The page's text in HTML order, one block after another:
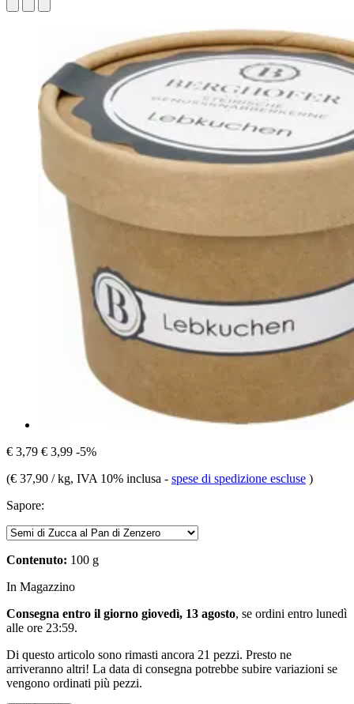
€ 3,79 € 3,99 -5%
(€ 37,90 / kg, IVA 10% inclusa - spese di spedizione escluse )
Sapore:
Contenuto: 100 g
In Magazzino
Consegna entro il giorno giovedì, 13 agosto, se ordini entro lunedì
alle ore 23:59.
Di questo articolo sono rimasti ancora 21 pezzi. Presto ne
arriveranno altri! La data di consegna potrebbe subire variazioni se
vengono ordinati più pezzi.